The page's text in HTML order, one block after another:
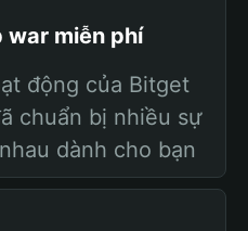
war miễn phí
động của Bitget
chuẩn bị nhiều sự
dành cho bạn